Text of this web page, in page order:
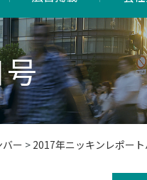
ー > 2017年ニッキンレポー